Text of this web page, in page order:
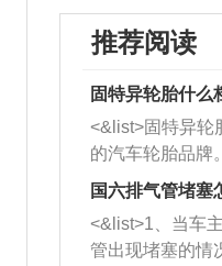
推荐阅读
固特异轮胎什么
<&list>固特异轮
的汽车轮胎品牌
牌，但是中高低
也是为了更好的
国六排气管堵塞
<&list>1、当车
管出现堵塞的情